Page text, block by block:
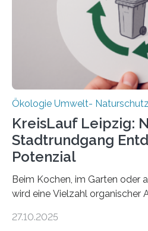
Forschungsprojekt an der
zwei weitere Jahre mit rund 1,2
freuen uns sehr über…
Ökologie Umwelt- Naturschutz
KreisLauf Leipzig:
Stadtrundgang
Potenzial
Beim Kochen, im Garten oder
wird eine Vielzahl organischer
Potenzial nur dann entfalten
27.10.2025